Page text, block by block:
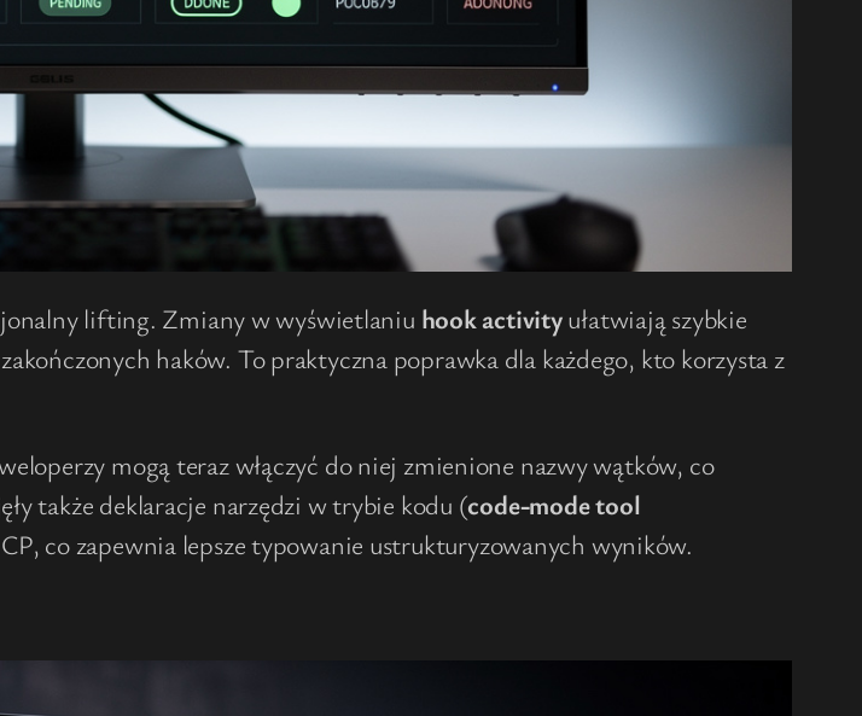
lifting. Zmiany w wyświetlaniu hook activityułatwiają szybkie
haków. To praktyczna poprawka dla każdego, kto korzysta z
mogą teraz włączyć do niej zmienione nazwy wątków, co
także deklaracje narzędzi w trybie kodu (code-mode tool
co zapewnia lepsze typowanie ustrukturyzowanych wyników.